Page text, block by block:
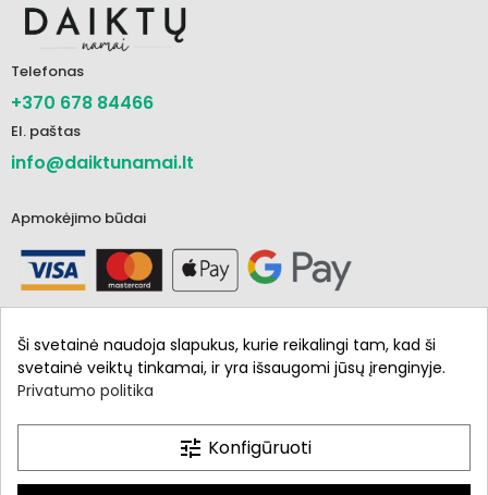
Telefonas
+370 678 84466
El. paštas
info@daiktunamai.lt
Apmokėjimo būdai
Informacija
Mano paskyra
Ši svetainė naudoja slapukus, kurie reikalingi tam, kad ši
svetainė veiktų tinkamai, ir yra išsaugomi jūsų įrenginyje.
Privatumo politika
tune Konfigūruoti